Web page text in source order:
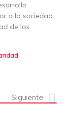
a la sociedad
de los
Siguiente